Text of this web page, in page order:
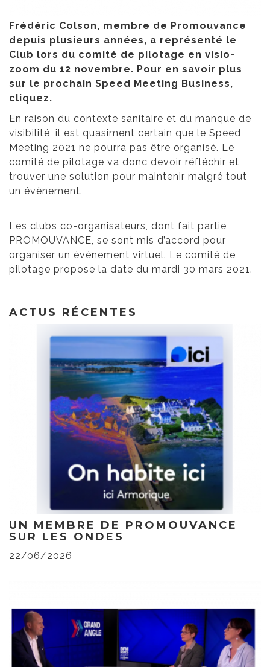
Frédéric Colson, membre de Promouvance
depuis plusieurs années, a représenté le
Club lors du comité de pilotage en visio-
zoom du 12 novembre. Pour en savoir plus
sur le prochain Speed Meeting Business,
cliquez.
En raison du contexte sanitaire et du manque de
visibilité, il est quasiment certain que le Speed
Meeting 2021 ne pourra pas être organisé. Le
comité de pilotage va donc devoir réfléchir et
trouver une solution pour maintenir malgré tout
un évènement.
Les clubs co-organisateurs, dont fait partie
PROMOUVANCE, se sont mis d’accord pour
organiser un évènement virtuel. Le comité de
pilotage propose la date du mardi 30 mars 2021.
ACTUS RÉCENTES
UN MEMBRE DE PROMOUVANCE
SUR LES ONDES
22/06/2026